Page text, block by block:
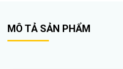
MÔ TẢ SẢN PHẨM